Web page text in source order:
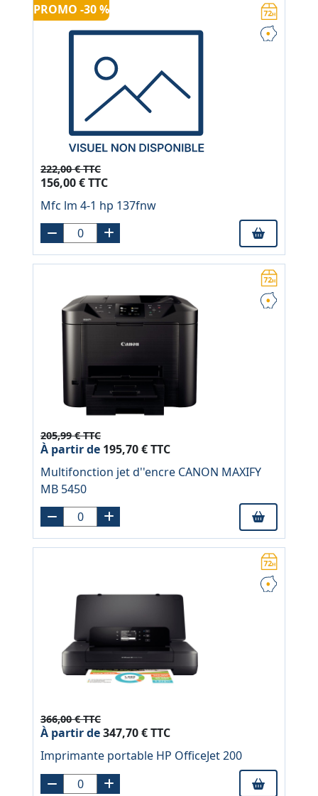
PROMO -30 %
222,00 € TTC
156,00 € TTC
Mfc lm 4-1 hp 137fnw
205,99 € TTC
À partir de 195,70 € TTC
Multifonction jet d''encre CANON MAXIFY
MB 5450
366,00 € TTC
À partir de347,70 € TTC
Imprimante portable HP OfficeJet 200